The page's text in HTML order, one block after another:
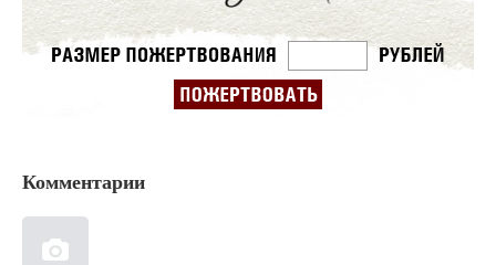
Комментарии